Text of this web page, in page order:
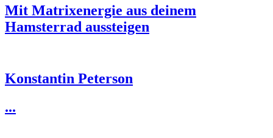
Mit Matrixenergie aus deinem
Hamsterrad aussteigen
Konstantin Peterson
...